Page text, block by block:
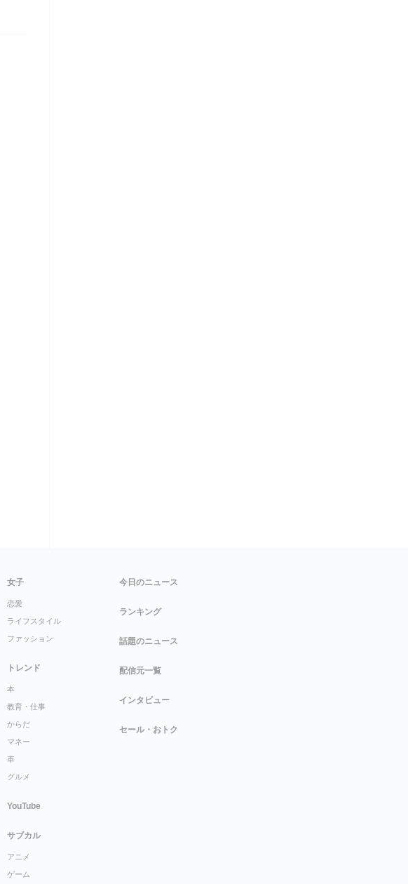
女子
恋愛
ライフスタイル
ファッション
トレンド
本
教育・仕事
からだ
マネー
車
グルメ
YouTube
サブカル
アニメ
ゲーム
今日のニュース
ランキング
話題のニュース
配信元一覧
インタビュー
セール・おトク